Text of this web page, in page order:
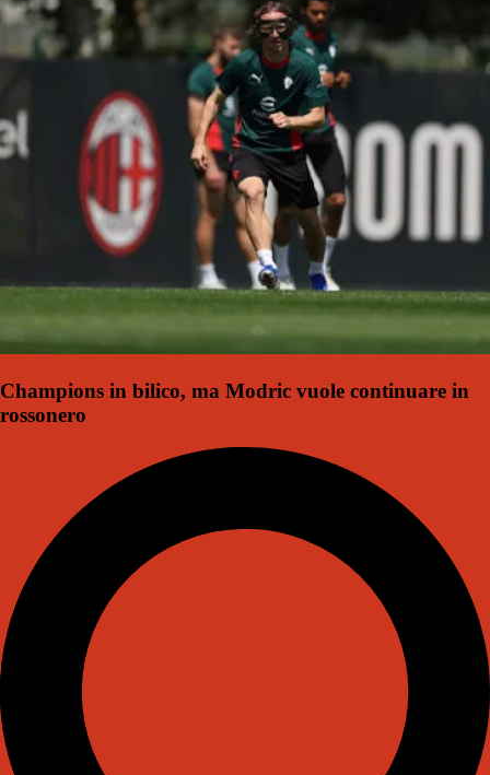
Champions in bilico, ma Modric vuole continuare in
rossonero